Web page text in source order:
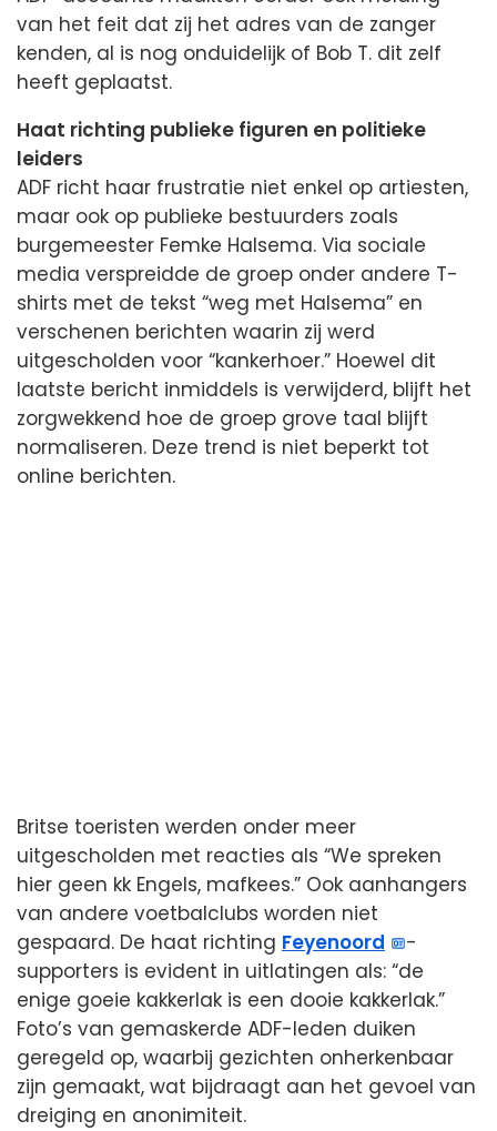
van het feit dat zij het adres van de zanger
kenden, al is nog onduidelijk of Bob T. dit zelf
heeft geplaatst.
Haat richting publieke figuren en politieke
leiders
ADF richt haar frustratie niet enkel op artiesten,
maar ook op publieke bestuurders zoals
burgemeester Femke Halsema. Via sociale
media verspreidde de groep onder andere T-
shirts met de tekst “weg met Halsema” en
verschenen berichten waarin zij werd
uitgescholden voor “kankerhoer.” Hoewel dit
laatste bericht inmiddels is verwijderd, blijft het
zorgwekkend hoe de groep grove taal blijft
normaliseren. Deze trend is niet beperkt tot
online berichten.
Britse toeristen werden onder meer
uitgescholden met reacties als “We spreken
hier geen kk Engels, mafkees.” Ook aanhangers
van andere voetbalclubs worden niet
gespaard. De haat richting Feyenoord
-
supporters is evident in uitlatingen als: “de
enige goeie kakkerlak is een dooie kakkerlak.”
Foto’s van gemaskerde ADF-leden duiken
geregeld op, waarbij gezichten onherkenbaar
zijn gemaakt, wat bijdraagt aan het gevoel van
dreiging en anonimiteit.